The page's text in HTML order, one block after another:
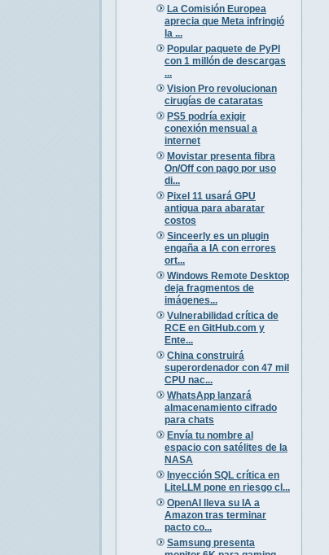
La Comisión Europea
aprecia que Meta infringió
la ...
Popular paquete de PyPI
con 1 millón de descargas
...
Vision Pro revolucionan
cirugías de cataratas
PS5 podría exigir
conexión mensual a
internet
Movistar presenta fibra
On/Off con pago por uso
di...
Pixel 11 usará GPU
antigua para abaratar
costos
Sinceerly es un plugin
engaña a IA con errores
ort...
Windows Remote Desktop
deja fragmentos de
imágenes...
Vulnerabilidad crítica de
RCE en GitHub.com y
Ente...
China construirá
superordenador con 47 mil
CPU nac...
WhatsApp lanzará
almacenamiento cifrado
para chats
Envía tu nombre al
espacio con satélites de la
NASA
Inyección SQL crítica en
LiteLLM pone en riesgo cl...
OpenAI lleva su IA a
Amazon tras terminar
pacto co...
Samsung presenta